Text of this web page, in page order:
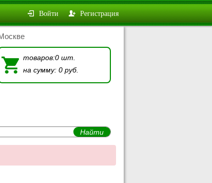
Войти Регистрация
товаров:0 шт.
на сумму: 0 руб.